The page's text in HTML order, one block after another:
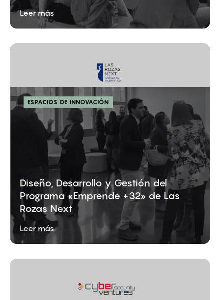
Leer más
ESPACIOS DE INNOVACIÓN
Diseño, Desarrollo y Gestión del
Programa «Emprende +32» de Las
Rozas Next
Leer más